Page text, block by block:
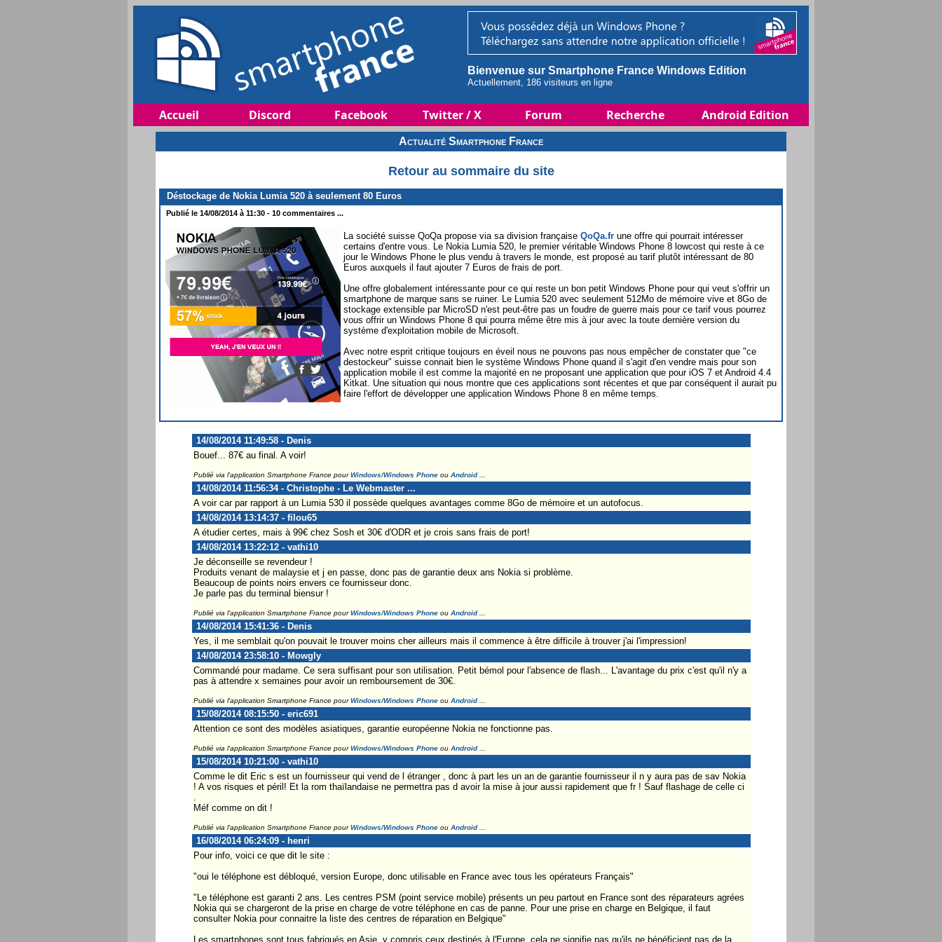
Bienvenue sur Smartphone France Windows Edition
Actuellement, 186 visiteurs en ligne
Accueil Discord Facebook Twitter / X Forum Recherche Android Edition
Actualité Smartphone France
Retour au sommaire du site
Déstockage de Nokia Lumia 520 à seulement 80 Euros
Publié le 14/08/2014 à 11:30 - 10 commentaires ...
La société suisse QoQa propose via sa division française QoQa.fr une offre qui pourrait intéresser
certains d'entre vous. Le Nokia Lumia 520, le premier véritable Windows Phone 8 lowcost qui reste à ce
jour le Windows Phone le plus vendu à travers le monde, est proposé au tarif plutôt intéressant de 80
Euros auxquels il faut ajouter 7 Euros de frais de port.
Une offre globalement intéressante pour ce qui reste un bon petit Windows Phone pour qui veut s'offrir un
smartphone de marque sans se ruiner. Le Lumia 520 avec seulement 512Mo de mémoire vive et 8Go de
stockage extensible par MicroSD n'est peut-être pas un foudre de guerre mais pour ce tarif vous pourrez
vous offrir un Windows Phone 8 qui pourra même être mis à jour avec la toute dernière version du
système d'exploitation mobile de Microsoft.
Avec notre esprit critique toujours en éveil nous ne pouvons pas nous empêcher de constater que "ce
destockeur" suisse connait bien le système Windows Phone quand il s'agit d'en vendre mais pour son
application mobile il est comme la majorité en ne proposant une application que pour iOS 7 et Android 4.4
Kitkat. Une situation qui nous montre que ces applications sont récentes et que par conséquent il aurait pu
faire l'effort de développer une application Windows Phone 8 en même temps.
14/08/2014 11:49:58 - Denis
Bouef... 87€ au final. A voir!
Publié via l'application Smartphone France pourWindows/Windows Phoneou Android...
14/08/2014 11:56:34 - Christophe - Le Webmaster ...
A voir car par rapport à un Lumia 530 il possède quelques avantages comme 8Go de mémoire et un autofocus.
14/08/2014 13:14:37 - filou65
A étudier certes, mais à 99€ chez Sosh et 30€ d'ODR et je crois sans frais de port!
14/08/2014 13:22:12 - vathi10
Je déconseille se revendeur !
Produits venant de malaysie et j en passe, donc pas de garantie deux ans Nokia si problème.
Beaucoup de points noirs envers ce fournisseur donc.
Je parle pas du terminal biensur !
Publié via l'application Smartphone France pourWindows/Windows Phoneou Android...
14/08/2014 15:41:36 - Denis
Yes, il me semblait qu'on pouvait le trouver moins cher ailleurs mais il commence à être difficile à trouver j'ai l'impression!
14/08/2014 23:58:10 - Mowgly
Commandé pour madame. Ce sera suffisant pour son utilisation. Petit bémol pour l'absence de flash... L'avantage du prix c'est qu'il n'y a
pas à attendre x semaines pour avoir un remboursement de 30€.
Publié via l'application Smartphone France pourWindows/Windows Phoneou Android...
15/08/2014 08:15:50 - eric691
Attention ce sont des modèles asiatiques, garantie européenne Nokia ne fonctionne pas.
Publié via l'application Smartphone France pourWindows/Windows Phoneou Android...
15/08/2014 10:21:00 - vathi10
Comme le dit Eric s est un fournisseur qui vend de l étranger , donc à part les un an de garantie fournisseur il n y aura pas de sav Nokia
! A vos risques et péril! Et la rom thaïlandaise ne permettra pas d avoir la mise à jour aussi rapidement que fr ! Sauf flashage de celle ci
Méf comme on dit !
Publié via l'application Smartphone France pourWindows/Windows Phoneou Android...
16/08/2014 06:24:09 - henri
Pour info, voici ce que dit le site :
"oui le téléphone est débloqué, version Europe, donc utilisable en France avec tous les opérateurs Français"
"Le téléphone est garanti 2 ans. Les centres PSM (point service mobile) présents un peu partout en France sont des réparateurs agrées
Nokia qui se chargeront de la prise en charge de votre téléphone en cas de panne. Pour une prise en charge en Belgique, il faut
consulter Nokia pour connaitre la liste des centres de réparation en Belgique"
Les smartphones sont tous fabriqués en Asie, y compris ceux destinés à l'Europe, cela ne signifie pas qu'ils ne bénéficient pas de la